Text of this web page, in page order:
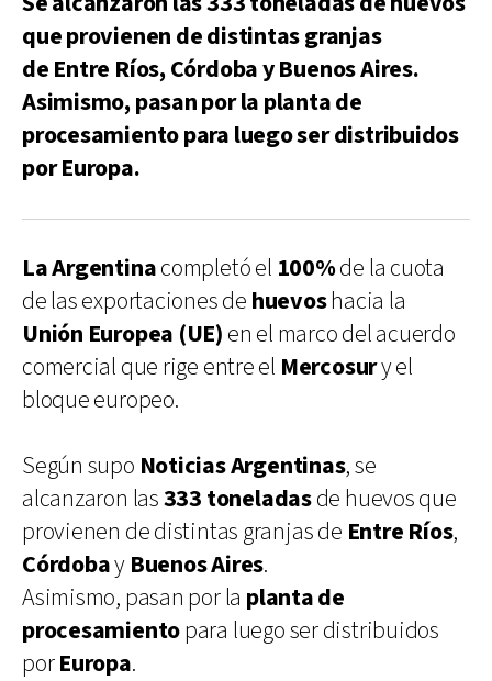
que provienen de distintas granjas
de Entre Ríos, Córdoba y Buenos Aires.
Asimismo, pasan por la planta de
procesamiento para luego ser distribuidos
por Europa.
La Argentinacompletó el 100%de la cuota
de las exportaciones de huevoshacia la
Unión Europea (UE) en el marco del acuerdo
comercial que rige entre el Mercosury el
bloque europeo.
Según supo Noticias Argentinas, se
alcanzaron las333 toneladasde huevos que
provienen de distintas granjas de Entre Ríos,
Córdobay Buenos Aires.
Asimismo, pasan por la planta de
procesamientopara luego ser distribuidos
porEuropa.